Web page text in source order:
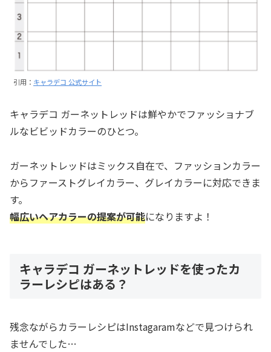
引用： キャラデコ 公式サイト
キャラデコ ガーネットレッドは鮮やかでファッショナブ
ルなビビッドカラーのひとつ。
ガーネットレッドはミックス自在で、ファッションカラー
からファーストグレイカラー、グレイカラーに対応できま
す。
幅広いヘアカラーの提案が可能になりますよ！
キャラデコ ガーネットレッドを使ったカ
ラーレシピはある？
残念ながらカラーレシピはInstagaramなどで見つけられ
ませんでした…